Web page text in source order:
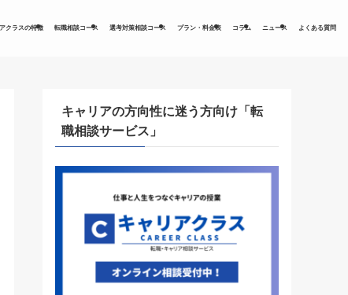
クラスの特徴 転職相談コース 選考対策相談コース プラン・料金表 コラム ニュース よくある質問
キャリアの方向性に迷う方向け「転
職相談サービス」